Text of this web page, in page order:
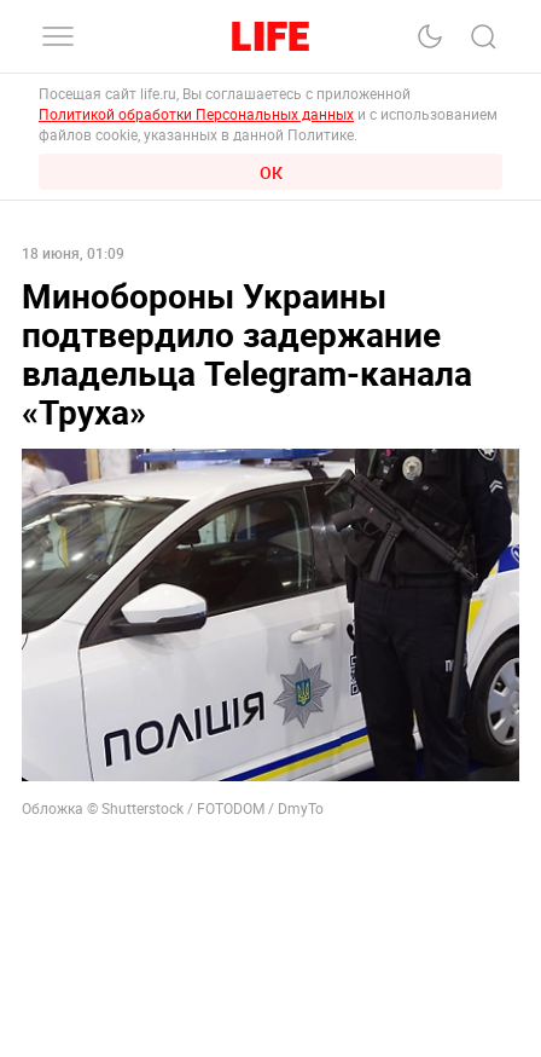
Посещая сайт life.ru, Вы соглашаетесь с приложенной
Политикой обработки Персональных данных и с использованием
файлов cookie, указанных в данной Политике.
ОК
18 июня, 01:09
Минобороны Украины
подтвердило задержание
владельца Telegram-канала
«Труха»
Обложка © Shutterstock / FOTODOM / DmyTo